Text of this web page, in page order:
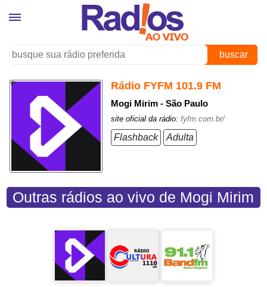
buscar
Rádio FYFM 101.9 FM
Mogi Mirim - São Paulo
site oficial da rádio:fyfm.com.br/
Flashback Adulta
Outras rádios ao vivo de Mogi Mirim